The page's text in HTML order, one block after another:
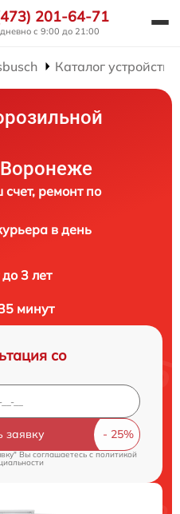
201-64-71
с 9:00 до 21:00
Каталог устройств
ремонт по
в день
3 лет
минут
со
заявку
Вы соглашаетесь c политикой